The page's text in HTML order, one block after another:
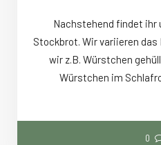
Nachstehend findet ihr
Stockbrot. Wir variieren das
wir z.B. Würstchen
Würstchen im
0